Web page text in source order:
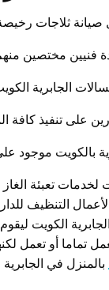
صيانة ثلاجات
فنيين مختصين
الجابرية
على تنفيذ كافة
بالكويت موجود
لخدمات تعبئة
التنظيف
الكويت
تماما أو تعمل
بالمنزل في